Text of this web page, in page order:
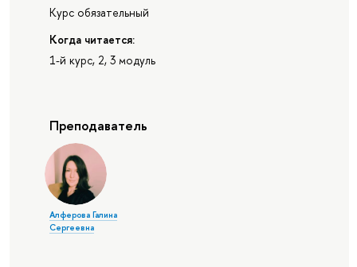
Курс обязательный
Когда читается:
1-й курс, 2, 3 модуль
Преподаватель
Алферова Галина
Сергеевна